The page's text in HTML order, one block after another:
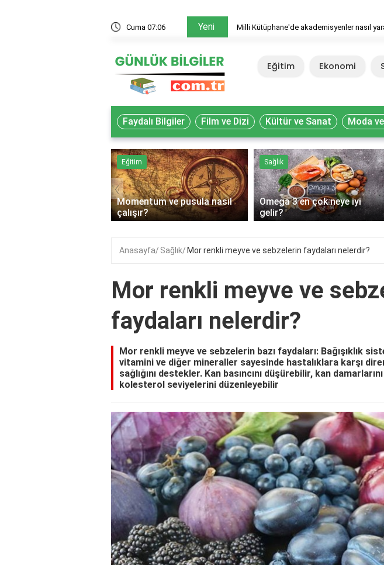
Cuma 07:06 Yeni Milli Kütüphane'de akademisyenler nasıl
Eğitim Ekonomi
Faydalı Bilgiler Film ve Dizi Kültür ve Sanat Moda
Eğitim
Momentum ve pusula nasıl
çalışır?
Sağlık
Omega 3 en çok neye iyi
gelir?
‹
Anasayfa Sağlık Mor renkli meyve ve sebzelerin faydaları nelerdir?
Mor renkli meyve ve
faydaları nelerdir?
Mor renkli meyve ve sebzelerin bazı faydaları: Bağışıklık
vitamini ve diğer mineraller sayesinde hastalıklara karşı
sağlığını destekler. Kan basıncını düşürebilir, kan
kolesterol seviyelerini düzenleyebilir